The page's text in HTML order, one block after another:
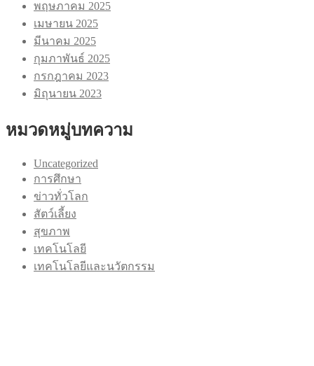
พฤษภาคม 2025
เมษายน 2025
มีนาคม 2025
กุมภาพันธ์ 2025
กรกฎาคม 2023
มิถุนายน 2023
หมวดหมู่บทความ
Uncategorized
การศึกษา
ข่าวทั่วโลก
สัตว์เลี้ยง
สุขภาพ
เทคโนโลยี
เทคโนโลยีและนวัตกรรม